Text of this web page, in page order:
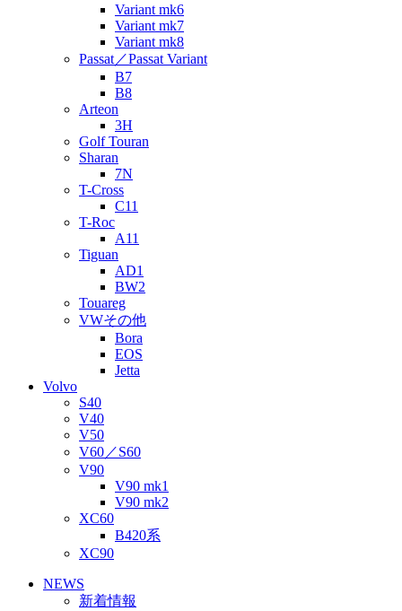
Variant mk6
Variant mk7
Variant mk8
Passat／Passat Variant
B7
B8
Arteon
3H
Golf Touran
Sharan
7N
T-Cross
C11
T-Roc
A11
Tiguan
AD1
BW2
Touareg
VWその他
Bora
EOS
Jetta
Volvo
S40
V40
V50
V60／S60
V90
V90 mk1
V90 mk2
XC60
B420系
XC90
NEWS
新着情報